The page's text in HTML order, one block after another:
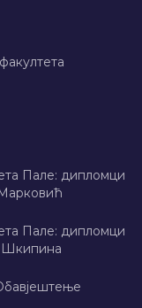
Пале: дипломци
Пале: дипломци
Шкипина